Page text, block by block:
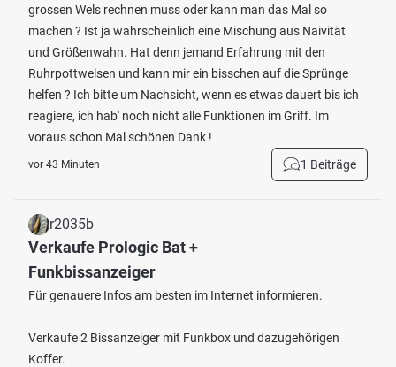
grossen Wels rechnen muss oder kann man das Mal so
machen ? Ist ja wahrscheinlich eine Mischung aus Naivität
und Größenwahn. Hat denn jemand Erfahrung mit den
Ruhrpottwelsen und kann mir ein bisschen auf die Sprünge
helfen ? Ich bitte um Nachsicht, wenn es etwas dauert bis ich
reagiere, ich hab' noch nicht alle Funktionen im Griff. Im
voraus schon Mal schönen Dank !
vor 43 Minuten 1 Beiträge
r2035b
Verkaufe Prologic Bat +
Funkbissanzeiger
Für genauere Infos am besten im Internet informieren.
Verkaufe 2 Bissanzeiger mit Funkbox und dazugehörigen
Koffer.